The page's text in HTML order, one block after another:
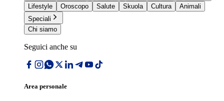
Lifestyle
Oroscopo Salute Skuola Cultura
Animali
Speciali
Chi siamo
Seguici anche su
Area personale